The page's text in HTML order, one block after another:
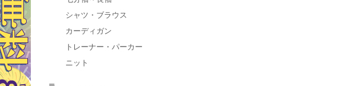
シャツ・ブラウス
カーディガン
トレーナー・パーカー
ニット